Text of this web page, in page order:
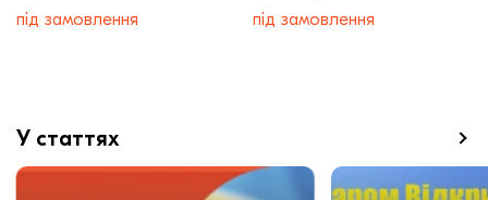
під замовлення під замовлення
У статтях